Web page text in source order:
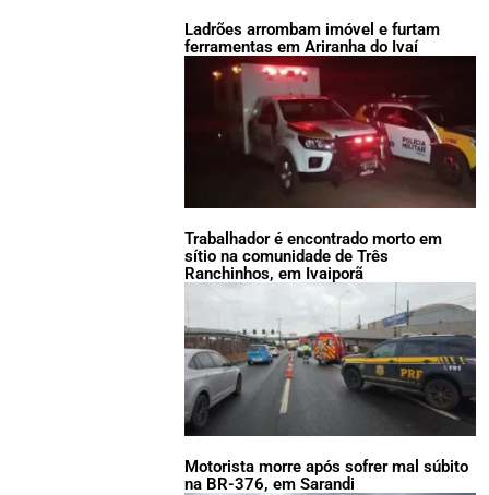
Ladrões arrombam imóvel e furtam
ferramentas em Ariranha do Ivaí
Trabalhador é encontrado morto em
sítio na comunidade de Três
Ranchinhos, em Ivaiporã
Motorista morre após sofrer mal súbito
na BR-376, em Sarandi